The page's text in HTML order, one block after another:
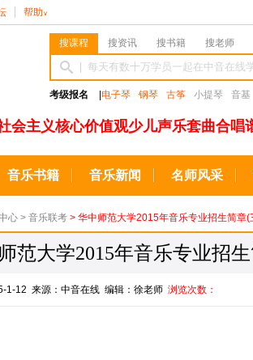
帮助 ∨
搜课程 搜资讯 搜书籍 搜老师
考级报名 电子琴 钢琴 古筝 小提琴 音基
会主义核心价值观少儿声乐套曲合
音乐书籍 音乐新闻 名师风采
心 > 音乐联考 > 华中师范大学2015年音乐专业招生简章(
范大学2015年音乐专业招
1-12 来源：中音在线 编辑：徐老师 浏览次数：